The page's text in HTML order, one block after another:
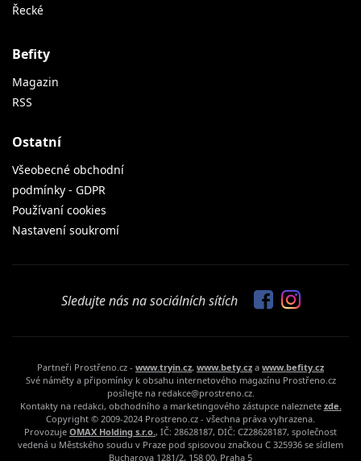
Řecké
Befity
Magazin
RSS
Ostatní
Všeobecné obchodní
podmínky - GDPR
Používaní cookies
Nastavení soukromí
Sledujte nás na sociálních sítích
Partneři Prostřeno.cz - www.tryin.cz, www.bety.cz a www.befity.cz
Své náměty a připomínky k obsahu internetového magazínu Prostřeno.cz
posílejte na redakce@prostreno.cz.
Kontakty na redakci, obchodního a marketingového zástupce naleznete zde.
Copyright © 2009-2024 Prostreno.cz - všechna práva vyhrazena.
Provozuje OMAX Holding s.r.o., IČ: 28628187, DIČ: CZ28628187, společnost
vedená u Městského soudu v Praze pod spisovou značkou C 325936 se sídlem
Bucharova 1281/2, 158 00, Praha 5